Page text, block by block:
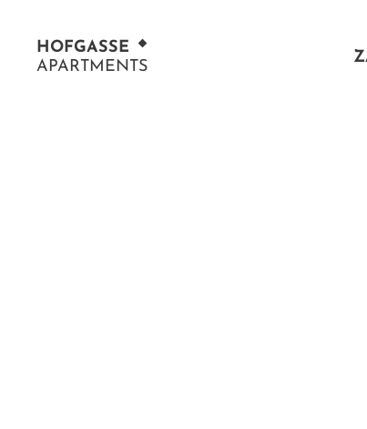
HOFGASSE
APARTMENTS